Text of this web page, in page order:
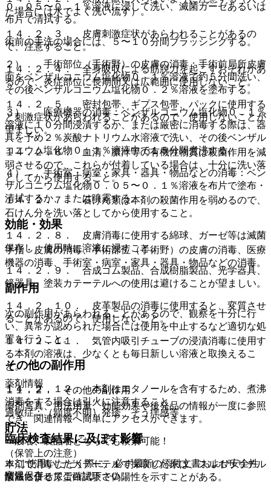
た場合には水でよく洗い流す）。
１４．２．３． 皮膚刺激症状があらわれることがあるの
で、注意すること。
１４．２．４． 全身吸収による筋脱力を起こすおそれがあ
るので、炎症部位に長期間又は広範囲に使用しないこと。
１４．２．５． 密封包帯、ギプス包帯、パックに使用する
と刺激症状があらわれることがあるので、使用しないことが
望ましい。
１４．２．６． 血清、膿汁等の有機性物質は殺菌作用を減
弱させるので、これらが付着している場合は、十分に洗い落
としてから使用すること。
１４．２．７． 石けん類は本剤の殺菌作用を弱めるので、
石けん分を洗い落としてから使用すること。
１４．２．８． 皮膚消毒に使用する綿球、ガーゼ等は滅菌
保存し、使用時に溶液に浸すこと。
１４．２．９． 合成ゴム製品、合成樹脂製品、光学器具、
鏡器具、塗装カテーテルへの使用は避けることが望ましい。
１４．２．１０． 皮革製品の消毒に使用すると、変質させ
ることがあるので、使用しないこと。
１４．２．１１． 気管内吸引チューブの浸漬消毒に使用す
る本剤の溶液は、少なくとも毎日新しい溶液と取換えるこ
と。
１４．２．１２． 本剤はエタノールを含有するため、煮沸
消毒をする場合は引火に注意すること。
貯法
（保管上の注意）
室温保存。
０．０５〜０．１％溶液に浸して洗い、滅菌ガーゼあるいは
布片で清拭する。
術前の手洗の場合には、５〜１０分間ブラッシングする。
２）． 手術部位（手術野）の皮膚の消毒：手術前局所皮膚
面をベンザルコニウム塩化物０．１％溶液で約５分間洗い、
その後ベンザルコニウム塩化物０．２％溶液を塗布する。
３）． 医療機器の消毒：ベンザルコニウム塩化物０．１％
溶液に１０分間浸漬するか、または厳密に消毒する際は、器
具を予め２％炭酸ナトリウム水溶液で洗い、その後ベンザル
コニウム塩化物０．１％溶液中で１５分間煮沸する。
４）． 手術室・病室・家具・器具・物品などの消毒：ベン
ザルコニウム塩化物０．０５〜０．１％溶液を布片で塗布・
清拭するか、または噴霧する。
効能・効果
手指・皮膚の消毒、手術部位（手術野）の皮膚の消毒、医療
機器の消毒、手術室・病室・家具・器具・物品などの消毒。
副作用
次の副作用があらわれることがあるので、観察を十分に行
い、異常が認められた場合には使用を中止するなど適切な処
置を行うこと。
その他の副作用
１１．２． その他の副作用
過敏症：（頻度不明）発疹、そう痒感等。
臨床検査結果に及ぼす影響
本剤で消毒したカテーテルで採取した尿は、スルホサリチル
酸法による尿蛋白試験で偽陽性を示すことがある。
薬剤情報
薬剤写真、用法用量、効能効果や後発品の情報が一度に参照
でき、関連情報へ簡単にアクセスができます。
一般名、製品名どちらでも検索可能！
※ ご使用いただく際に、必ず最新の添付文書および安全性
情報も併せてご確認下さい。